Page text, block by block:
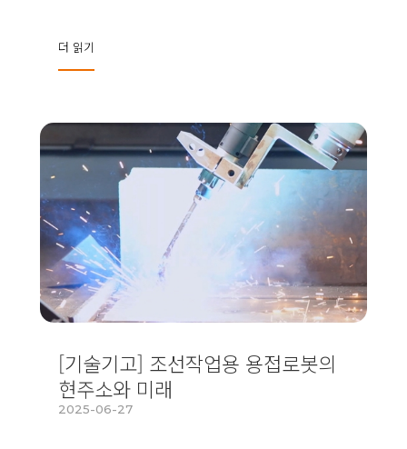
더 읽기
[기술기고] 조선작업용 용접로봇의
현주소와 미래
2025-06-27